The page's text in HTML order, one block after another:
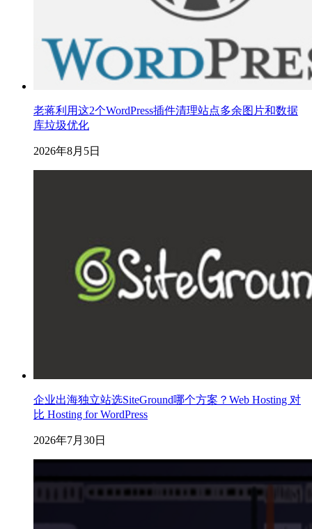
老蒋利用这2个WordPress插件清理站点多余图片和数据
库垃圾优化
2026年8月5日
企业出海独立站选SiteGround哪个方案？Web Hosting 对
比 Hosting for WordPress
2026年7月30日